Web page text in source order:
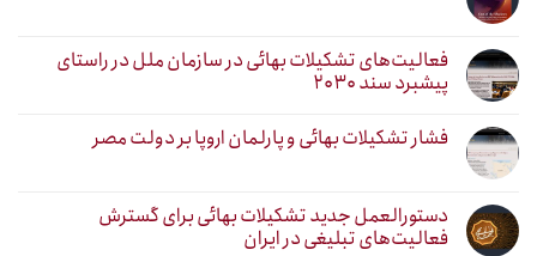
فعالیت‌های تشکیلات بهائی در سازمان ملل در راستای
پیشبرد سند ۲۰۳۰
فشار تشکیلات بهائی و پارلمان اروپا بر دولت مصر
دستورالعمل جدید تشکیلات بهائی برای گسترش
فعالیت‌های تبلیغی در ایران